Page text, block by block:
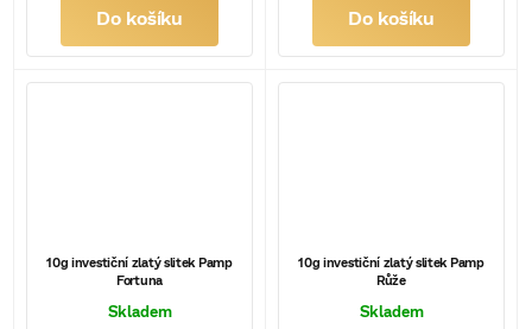
Do košíku Do košíku
10g investiční zlatý slitek Pamp
Fortuna
Skladem
10g investiční zlatý slitek Pamp
Růže
Skladem